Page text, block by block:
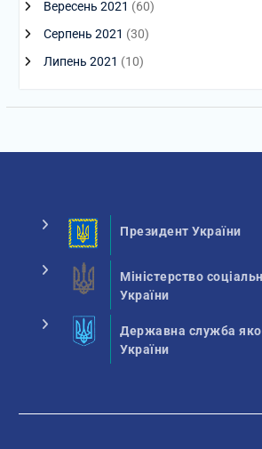
Вересень 2021 (60)
Серпень 2021 (30)
Липень 2021 (10)
Президент України
Міністерство
України
Державна служба
України